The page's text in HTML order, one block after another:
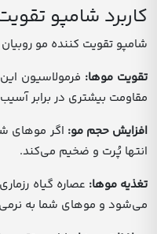
کاربرد شامپو
شامپو تقویت کننده مو
تقویت موها: فرمولاسیون
مقاومت بیشتری در برابر
افزایش حجم مو: اگر موهای
انتها پُرت و ضخیم می‌کند.
تغذیه موها: عصاره گیاه
می‌شود و موهای شما به